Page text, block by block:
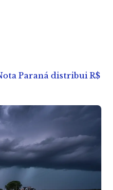
Paraná distribui R$